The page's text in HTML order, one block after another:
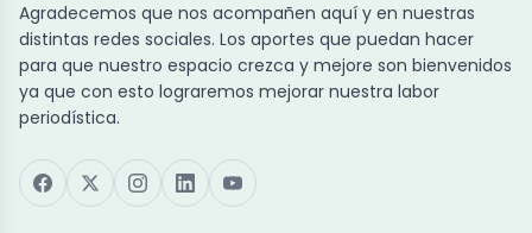
Agradecemos que nos acompañen aquí y en nuestras
distintas redes sociales. Los aportes que puedan hacer
para que nuestro espacio crezca y mejore son bienvenidos
ya que con esto lograremos mejorar nuestra labor
periodística.